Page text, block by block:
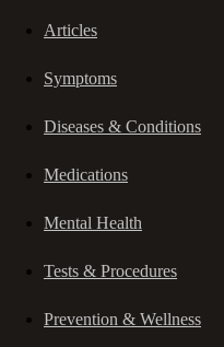
Articles
Symptoms
Diseases & Conditions
Medications
Mental Health
Tests & Procedures
Prevention & Wellness